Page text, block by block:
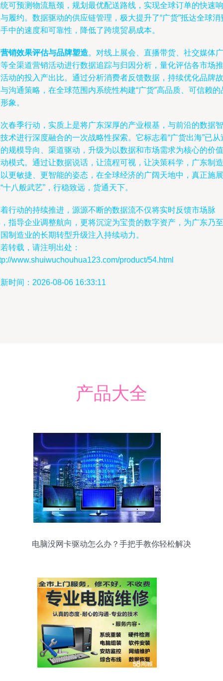
可预测物流瓶颈，规划最优配送路线，实现全球订单的快速响
履约。数据驱动的供应链管理，极大提升了“广货”抵达全球消
中的速度和可靠性，降低了跨境贸易成本。
营销效果评估与品牌塑造。对线上展会、直播带货、社交媒体广
全渠道营销活动进行数据追踪与归因分析，量化评估各市场推
动的投入产出比。通过分析消费者反馈数据，持续优化品牌故
沟通策略，在全球范围内系统性构建“广货”高品质、可信赖的
象。
春季行动，实质上是将广东深厚的产业根基，与前沿的数据智
术进行深度融合的一次战略性探索。它标志着“广货出海”已从
规模导向、渠道驱动，升级为以数据和市场需求为核心的价值
模式。通过让数据说话，让流程可视，让决策科学，广东制造
更敏捷、更智能的姿态，在全球经济的广阔天地中，真正施展
十八般武艺”，行稳致远，货通天下。
行动的持续推进，源源不断的数据流不仅将实时反馈市场脉
指导企业调整航向，更将沉淀为宝贵的数字资产，为广东乃至
制造业的长期转型升级注入持续动力。
转载，请注明出处：
www.shuiwuchouhua123.com/product/54.html
时间：2026-08-06 16:33:11
产品大全
电脑没网卡驱动怎么办？手把手教你轻松解决